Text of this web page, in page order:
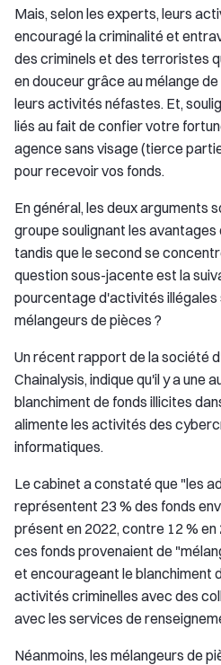
Mais, selon les experts, leurs
encouragé la criminalité et
des criminels et des terroristes
en douceur grâce au mélange
leurs activités néfastes. Et,
liés au fait de confier votre
agence sans visage (tierce
pour recevoir vos fonds.
En général, les deux arguments
groupe soulignant les
tandis que le second se
question sous-jacente est la
pourcentage d'activités illégales
mélangeurs de pièces ?
Un récent rapport de la société
Chainalysis, indique qu'il y a une
blanchiment de fonds illicites
alimente les activités des
informatiques.
Le cabinet a constaté que "les
représentent 23 % des fonds
présent en 2022, contre 12 % en
ces fonds provenaient de
et encourageant le blanchiment
activités criminelles avec des
avec les services de
Néanmoins, les mélangeurs de